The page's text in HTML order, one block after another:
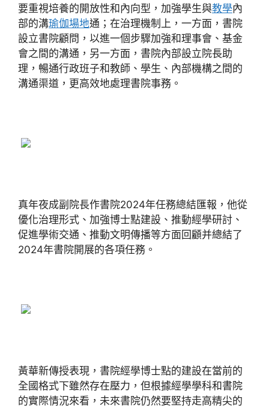
要重視培養的開放性和內向型，加強學生與教學內
部的溝瑜伽場地通；在治理機制上，一方面，書院
設立書院顧問，以進一個步驟加強和理事會、基金
會之間的溝通，另一方面，書院內部設立院長助
理，暢通行政班子和教師、學生、內部機構之間的
溝通渠道，更高效地處理書院事務。
真年夜成副院長作書院2024年任務總結匯報，他從
優化治理形式、加強博士點建設、推動經學研討、
促進學術交通、推動文明傳播等方面回顧并總結了
2024年書院開展的各項任務。
黃華新傳授表現，書院經學博士點的建設在當前的
全國格式下雖然存在壓力，但根據經學學科和書院
的實際情況來看，未來書院仍然要堅持走高精尖的